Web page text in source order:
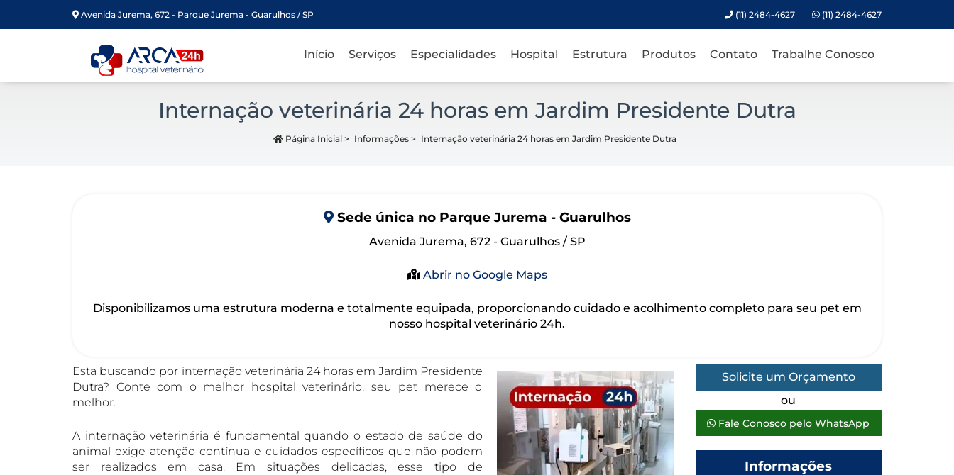
Avenida Jurema, 672 - Parque Jurema - Guarulhos / SP (11) 2484-4627 (11) 2484-4627
Início Serviços Especialidades Hospital Estrutura Produtos Contato Trabalhe Conosco
Internação veterinária 24 horas em Jardim Presidente Dutra
Página Inicial> Informações> Internação veterinária 24 horas em Jardim Presidente Dutra
Sede única no Parque Jurema - Guarulhos
Avenida Jurema, 672 - Guarulhos / SP
Abrir no Google Maps
Disponibilizamos uma estrutura moderna e totalmente equipada, proporcionando cuidado e acolhimento completo para seu pet em
nosso hospital veterinário 24h.
Esta buscando por internação veterinária 24 horas em Jardim Presidente
Dutra? Conte com o melhor hospital veterinário, seu pet merece o
melhor.
A internação veterinária é fundamental quando o estado de saúde do
animal exige atenção contínua e cuidados específicos que não podem
ser realizados em casa. Em situações delicadas, esse tipo de
Solicite um Orçamento
ou
Fale Conosco pelo WhatsApp
Informações